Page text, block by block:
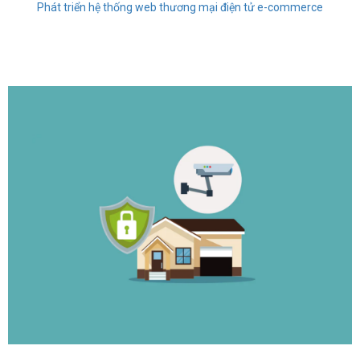
Phát triển hệ thống web thương mại điện tử e-commerce